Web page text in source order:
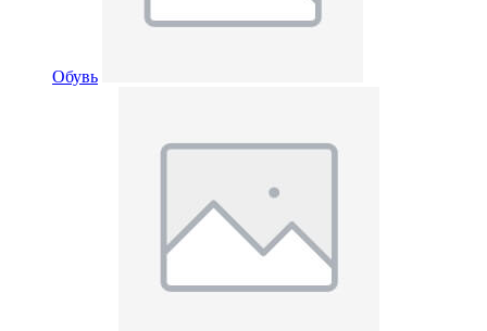
Обувь